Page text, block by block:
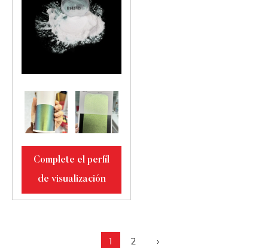
Complete el perfil
de visualización
1 2 ›